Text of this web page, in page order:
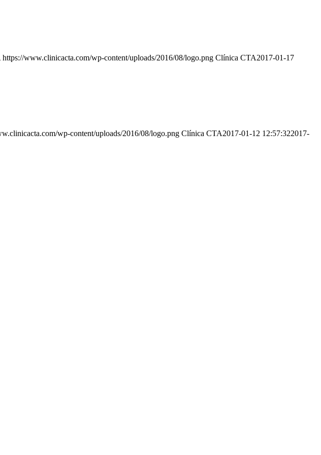
https://www.clinicacta.com/wp-content/uploads/2016/08/logo.png Clínica CTA2017-01-17
wp-content/uploads/2016/08/logo.png Clínica CTA2017-01-12 12:57:322017-